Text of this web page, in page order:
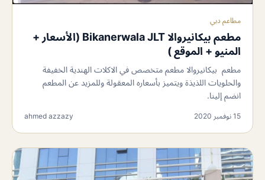
مطاعم دبي
مطعم بيكانيروالا Bikanerwala JLT (الأسعار +
المنيو + الموقع )
مطعم بيكانيروالا مطعم متخصص في الاكلات الهندية الخفيفة
والحلويات اللذيذة ويتميز بأسعاره المعقولة وللمزيد عن المطعم
انضم إلينا.
15 نوفمبر 2020 ahmed azzazy